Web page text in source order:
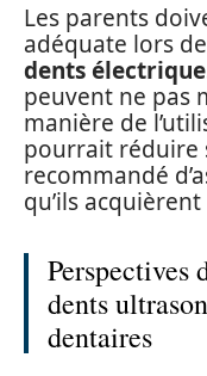
Les parents
adéquate lors
dents électrique
peuvent ne pas
manière de
pourrait réduire
recommandé
qu’ils
Perspectives
dents
dentaires